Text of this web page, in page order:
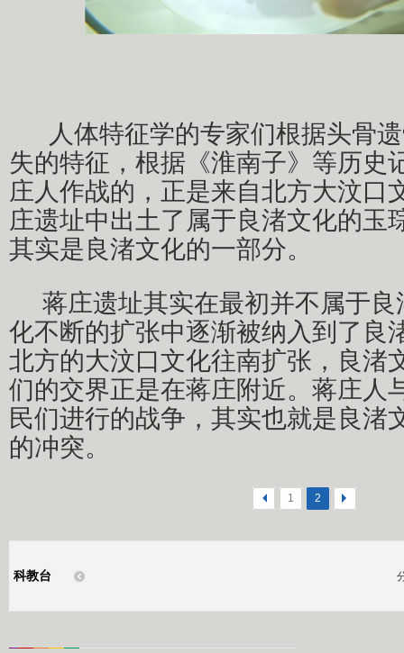
人体特征学的专家们根据头骨
失的特征，根据 《淮南子》 等历史
庄人作战的，正是来自北方大汶口
庄遗址中出土了属于良渚文化的玉
其实是良渚文化的一部分。
蒋庄遗址其实在最初并不属于良
化不断的扩张中逐渐被纳入到了良
北方的大汶口文化往南扩张，良渚
们的交界正是在蒋庄附近。蒋庄人
民们进行的战争，其实也就是良渚
的冲突。
< 1 2 >
科教台